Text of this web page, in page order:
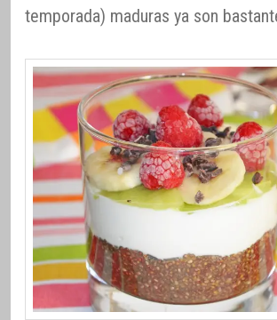
temporada) maduras ya son